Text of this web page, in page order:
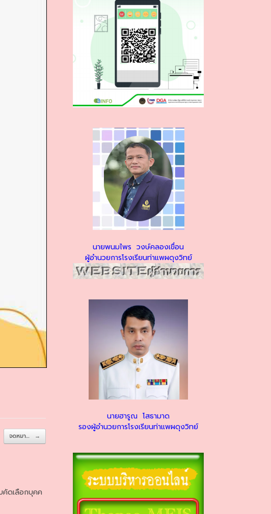
จดหมา… →
คัดเลือกบุคค
นายพนมไพร วงษ์คลองเขื่อน
ผู้อำนวยการโรงเรียนท่าแพผดุงวิทย์
นายฮารูณ โสธามาด
รองผู้อำนวยการโรงเรียนท่าแพผดุงวิทย์